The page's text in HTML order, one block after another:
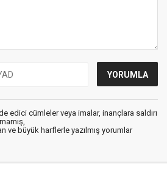
edici cümleler veya imalar, inançlara saldırı
ve büyük harflerle yazılmış yorumlar